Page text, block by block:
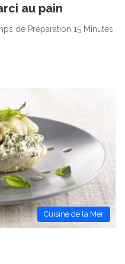
au pain
de Préparation 15 Minutes
Cuisine de la Mer